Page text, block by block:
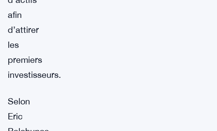
afin
d’attirer
les
premiers
investisseurs.
Selon
Eric